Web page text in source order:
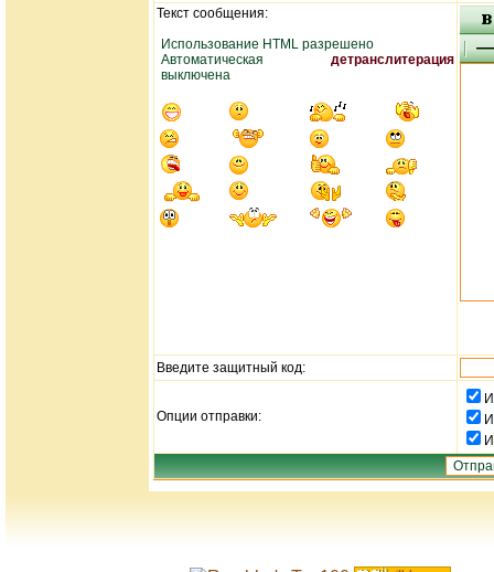
Текст сообщения:
Использование HTML разрешено
Автоматическая детранслитерация
выключена
Введите защитный код:
Опции отправки: